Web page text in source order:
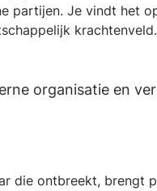
partijen. Je vindt het
krachtenveld.
organisatie en
die ontbreekt, brengt